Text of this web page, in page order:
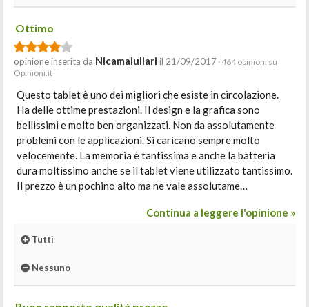
Ottimo
opinione inserita da Nicamaiullari il 21/09/2017 · 464 opinioni su
Opinioni.it
Questo tablet è uno dei migliori che esiste in circolazione.
Ha delle ottime prestazioni. Il design e la grafica sono
bellissimi e molto ben organizzati. Non da assolutamente
problemi con le applicazioni. Si caricano sempre molto
velocemente. La memoria è tantissima e anche la batteria
dura moltissimo anche se il tablet viene utilizzato tantissimo.
Il prezzo è un pochino alto ma ne vale assolutame…
Continua a leggere l'opinione »
Tutti
Nessuno